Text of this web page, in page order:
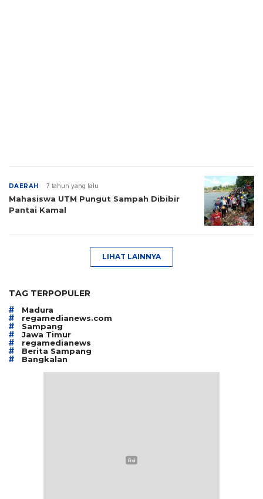
DAERAH 7 tahun yang lalu
Mahasiswa UTM Pungut Sampah Dibibir
Pantai Kamal
LIHAT LAINNYA
TAG TERPOPULER
# Madura
# regamedianews.com
# Sampang
# Jawa Timur
# regamedianews
# Berita Sampang
# Bangkalan